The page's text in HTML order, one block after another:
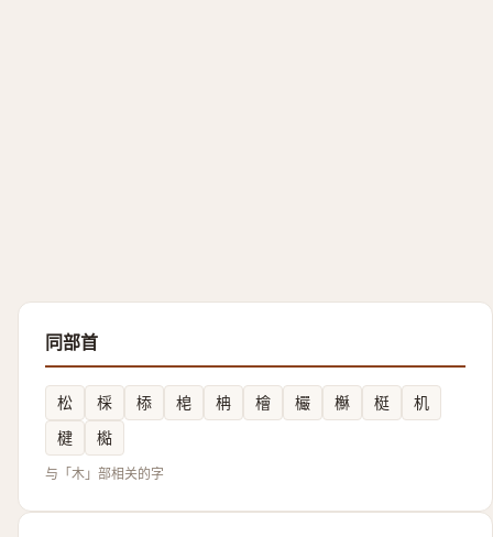
同部首
松 棌 㮇 梍 柟 檜 欕 櫯 梃
机
楗
檆
与「木」部相关的字